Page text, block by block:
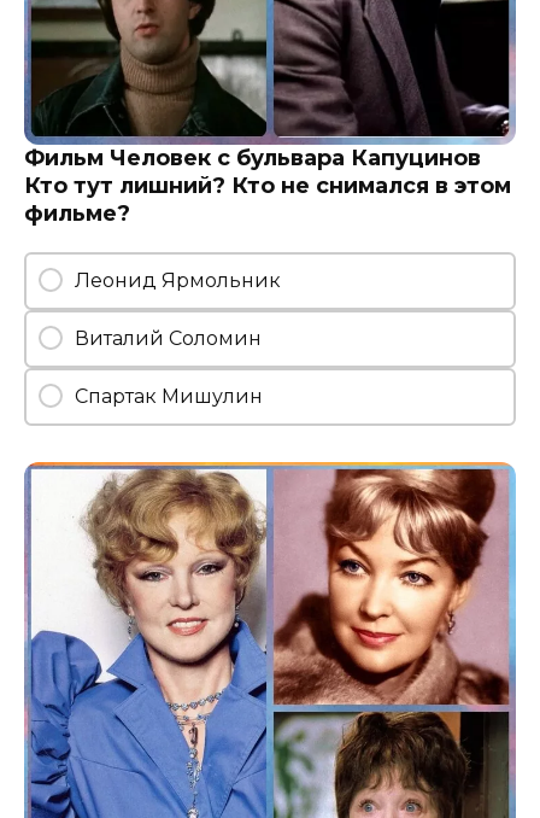
Фильм Человек с бульвара Капуцинов
Кто тут лишний? Кто не снимался в этом
фильме?
Леонид Ярмольник
Виталий Соломин
Спартак Мишулин